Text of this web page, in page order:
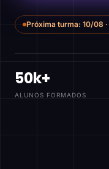
Próxima turma: 10/08 ·
50k+
ALUNOS FORMADOS